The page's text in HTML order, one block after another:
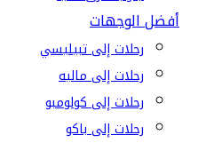
أفضل الوجهات
رحلات إلى تبيليسي
رحلات إلى ماليه
رحلات إلى كولومبو
رحلات إلى باكو